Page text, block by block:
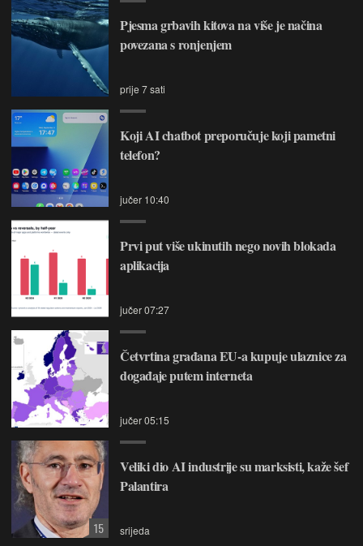
Pjesma grbavih kitova na više je načina
povezana s ronjenjem
prije 7 sati
Koji AI chatbot preporučuje koji pametni
telefon?
jučer 10:40
Prvi put više ukinutih nego novih blokada
aplikacija
jučer 07:27
Četvrtina građana EU-a kupuje ulaznice za
događaje putem interneta
jučer 05:15
Veliki dio AI industrije su marksisti, kaže šef
Palantira
srijeda
15